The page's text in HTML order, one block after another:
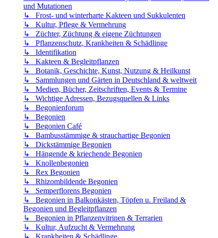
und Mutationen
↳ Frost- und winterharte Kakteen und Sukkulenten
↳ Kultur, Pflege & Vermehrung
↳ Züchter, Züchtung & eigene Züchtungen
↳ Pflanzenschutz, Krankheiten & Schädlinge
↳ Identifikation
↳ Kakteen & Begleitpflanzen
↳ Botanik, Geschichte, Kunst, Nutzung & Heilkunst
↳ Sammlungen und Gärten in Deutschland & weltweit
↳ Medien, Bücher, Zeitschriften, Events & Termine
↳ Wichtige Adressen, Bezugsquellen & Links
↳ Begonienforum
↳ Begonien
↳ Begonien Café
↳ Bambusstämmige & strauchartige Begonien
↳ Dickstämmige Begonien
↳ Hängende & kriechende Begonien
↳ Knollenbegonien
↳ Rex Begonien
↳ Rhizombildende Begonien
↳ Semperflorens Begonien
↳ Begonien in Balkonkästen, Töpfen u. Freiland &
Begonien und Begleitpflanzen
↳ Begonien in Pflanzenvitrinen & Terrarien
↳ Kultur, Aufzucht & Vermehrung
↳ Krankheiten & Schädlinge